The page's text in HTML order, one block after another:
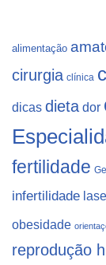
alimentação
cirurgia clínica
dicas dieta dor
fertilidade
infertilidade
obesidade
reprodução